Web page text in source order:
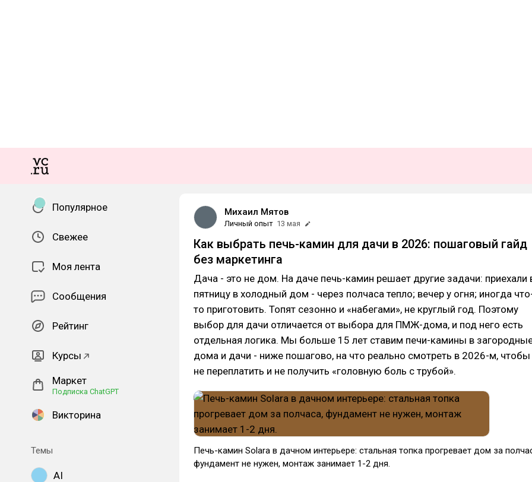
Популярное
Свежее
Моя лента
Сообщения
Рейтинг
Курсы
Маркет
Подписка ChatGPT
Викторина
Темы
AI
Михаил Мятов
Личный опыт 13 мая
Как выбрать печь-камин для дачи в 2026: пошаговый гайд
без маркетинга
Дача - это не дом. На даче печь-камин решает другие задачи: приехали
пятницу в холодный дом - через полчаса тепло; вечер у огня; иногда
то приготовить. Топят сезонно и «набегами», не круглый год. Поэтому
выбор для дачи отличается от выбора для ПМЖ-дома, и под него есть
отдельная логика. Мы больше 15 лет ставим печи-камины в
дома и дачи - ниже пошагово, на что реально смотреть в 2026-м, чтобы
не переплатить и не получить «головную боль с трубой».
Печь-камин Solara в дачном интерьере: стальная топка прогревает дом за
фундамент не нужен, монтаж занимает 1-2 дня.